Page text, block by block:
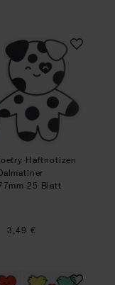
mit Anspitzer Hund
Paper Poetry
Haftnotizen
86x77mm 25 Blatt
3,49 €
Tattoos Chingu